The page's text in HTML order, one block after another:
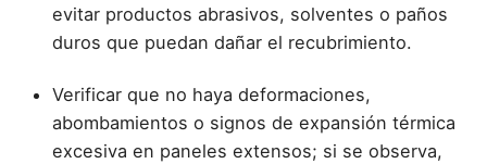
evitar productos abrasivos, solventes o paños
duros que puedan dañar el recubrimiento.
Verificar que no haya deformaciones,
abombamientos o signos de expansión térmica
excesiva en paneles extensos; si se observa,